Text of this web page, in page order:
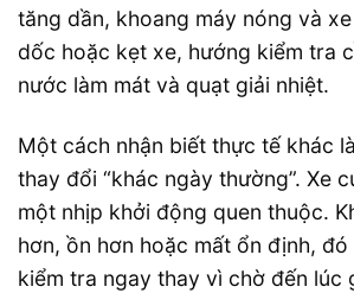
tăng dần, khoang máy nóng và
dốc hoặc kẹt xe, hướng kiểm tra
nước làm mát và quạt giải nhiệt.
Một cách nhận biết thực tế khác
thay đổi “khác ngày thường”. Xe
một nhịp khởi động quen thuộc.
hơn, ồn hơn hoặc mất ổn định, đó
kiểm tra ngay thay vì chờ đến lúc